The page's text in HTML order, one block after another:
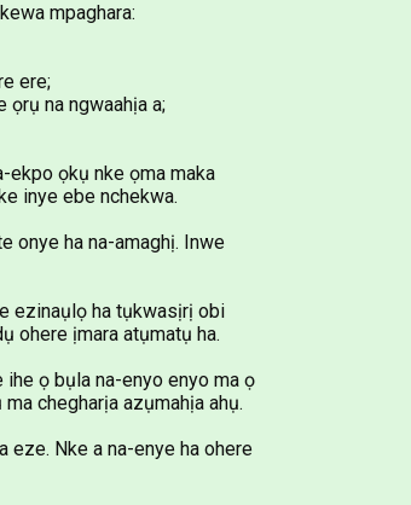
mpaghara:
ere;
na ngwaahịa a;
ekpo ọkụ nke ọma maka
inye ebe nchekwa.
onye ha na-amaghị. Inwe
ezinaụlọ ha tụkwasịrị obi
ohere ịmara atụmatụ ha.
ihe ọ bụla na-enyo enyo ma ọ
chegharịa azụmahịa ahụ.
eze. Nke a na-enye ha ohere